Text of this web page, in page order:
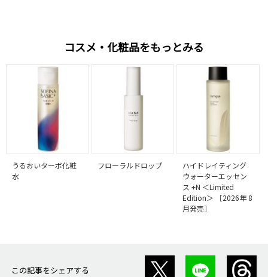
コスメ・化粧品をもっとみる
うるおいターボ化粧
水
フローラルドロップ
ハイドレイティング
ウォーターエッセン
ス +N ＜Limited
Edition＞ ［2026年 8
月発売］
この記事をシェアする